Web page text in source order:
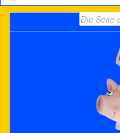
for: